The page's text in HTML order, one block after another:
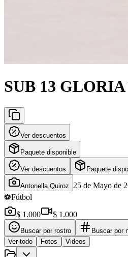
SUB 13 GLORIA
Ver descuentos
Paquete disponible
Ver descuentos Paquete
Antonella Quiroz
25 de Mayo de
⚽Fútbol
$ 1.000
$ 1.000
Buscar por rostro
Buscar por
Ver todo
Fotos Videos